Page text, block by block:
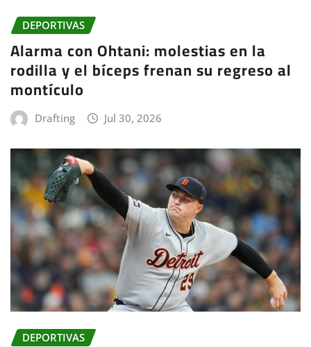
DEPORTIVAS
Alarma con Ohtani: molestias en la
rodilla y el bíceps frenan su regreso al
montículo
Drafting Jul 30, 2026
DEPORTIVAS